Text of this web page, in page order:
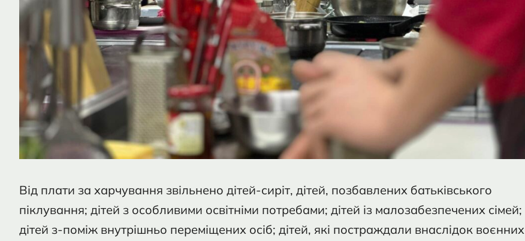
Від плати за харчування звільнено дітей-сиріт, дітей, позбавлених батьківського
піклування; дітей з особливими освітніми потребами; дітей із малозабезпечених сімей;
дітей з-поміж внутрішньо переміщених осіб; дітей, які постраждали внаслідок воєнних